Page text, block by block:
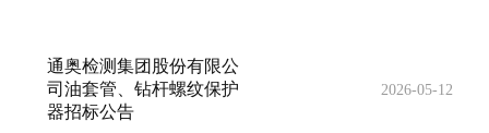
通奥检测集团股份有限公
司油套管、钻杆螺纹保护
器招标公告
2026-05-12